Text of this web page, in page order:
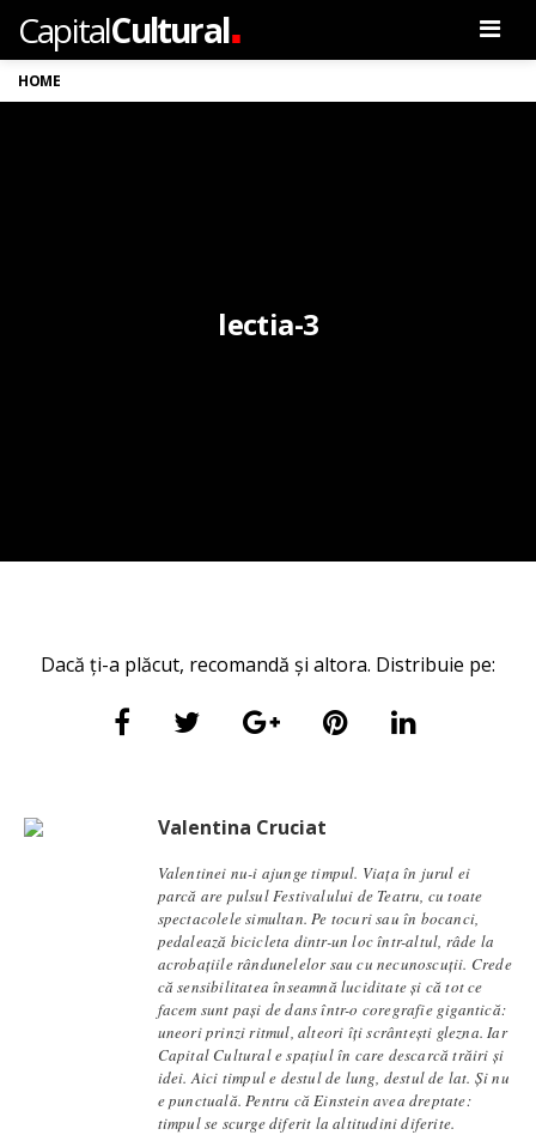
CapitalCultural
HOME
lectia-3
Dacă ți-a plăcut, recomandă și altora. Distribuie pe:
Valentina Cruciat
Valentinei nu-i ajunge timpul. Viața în jurul ei
parcă are pulsul Festivalului de Teatru, cu toate
spectacolele simultan. Pe tocuri sau în bocanci,
pedalează bicicleta dintr-un loc într-altul, râde la
acrobațiile rândunelelor sau cu necunoscuții. Crede
că sensibilitatea înseamnă luciditate și că tot ce
facem sunt pași de dans într-o coregrafie gigantică:
uneori prinzi ritmul, alteori îți scrântești glezna. Iar
Capital Cultural e spațiul în care descarcă trăiri și
idei. Aici timpul e destul de lung, destul de lat. Și nu
e punctuală. Pentru că Einstein avea dreptate:
timpul se scurge diferit la altitudini diferite.